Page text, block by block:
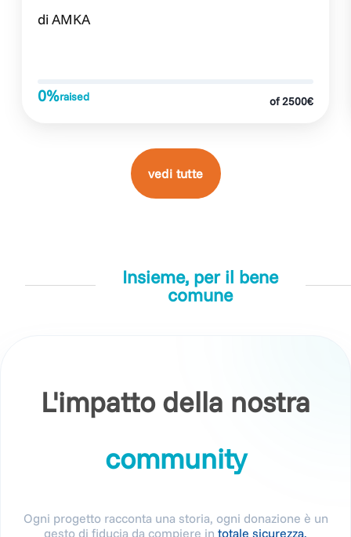
di AMKA
0%raised of 2500€
vedi tutte
Insieme, per il bene
comune
L'impatto della nostra
community
Ogni progetto racconta una storia, ogni donazione è un
gesto di fiducia da compiere in totale sicurezza.